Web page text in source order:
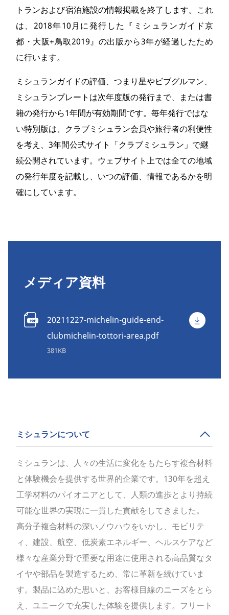
トランおよび宿泊施設の情報掲載を終了します。これ
は、2018年10月に発行した『ミシュランガイド京
都・大阪+鳥取2019』の出版から3年が経過したため
に行います。
ミシュランガイドの評価、つまり星やビブグルマン、
ミシュランプレートは次年度版の発行まで、または書
籍の発行から1年間が有効期間です。毎年発行ではな
い特別版は、クラブミシュラン会員や旅行者の利便性
を考え、3年間公式サイト「クラブミシュラン」で継
続公開されています。ウェブサイト上では全ての地域
の発行年度を記載し、いつの評価、情報であるかを明
確にしています。
メディア資料
20211227-michelin-guide-end-
clubmichelin-tottori-area.pdf
381KB
ミシュランについて
ミシュランは、人々の生活に変化をもたらす複合材料
と体験機会を提供する世界的企業です。130年を超え
工学材料のパイオニアとして、人類の進歩とより持続
可能な世界の実現に一貫した貢献をしてきました。
高分子複合材料の深いノウハウをいかし、モビリテ
ィ、建設、航空、低炭素エネルギー、ヘルスケアなど
様々な産業分野で重要な用途に使用される高品質なタ
イヤや部品を製造するため、常に革新を続けていま
す。製品に込めた思いと、お客様目線のニーズをとら
え、ユニークで充実した体験を提供します。フリート